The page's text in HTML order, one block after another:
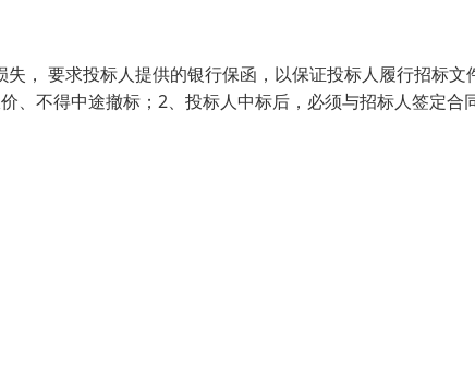
， 要求投标人提供的银行保函，以保证投标人履行招标文
、不得中途撤标；2、投标人中标后，必须与招标人签定合